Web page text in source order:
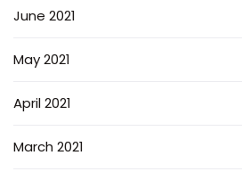
June 2021
May 2021
April 2021
March 2021